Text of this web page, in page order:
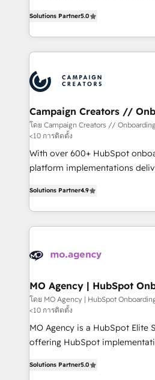
ensure that you achieve
ROI from your HubSpot investment.
extensive HubSpot, sales,
HubSpot journey, design and
processes and skilfully bring
infrastructure to life. Our
keeps you in control whilst we
route to your revenue goals. We have successfully
supported over 500
implementation, optimisation,
methodology will ensure that
deployment experience
new to HubSpot or seeking to
expertise to deliver the
Solutions Partner5.0
Campaign Creators //
Migration
โดย Campaign Creators //
<10 การติดตั้ง
With over 600+ HubSpot
platform implementations
migrate, replatform, and scale
in high-impact CRM and CMS
onboarding from platforms
WordPress and legacy CRMs,
architectures that accelerate
performance. - Multi-object CRM migration, cleanup,
and implementation. - Pre-built
integrations across your full
object setup, CMS builds, and
nurturing sequences. - Cross-
Solutions Partner4.9
MO Agency | HubSpot
Implementation
โดย MO Agency | HubSpot
<10 การติดตั้ง
MO Agency is a HubSpot Elite
offering HubSpot
paid media, content marketing,
Solutions Partner5.0